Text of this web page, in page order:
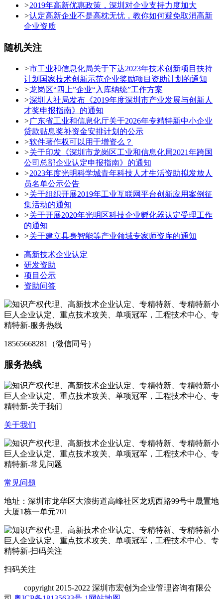
>2019年高新优惠政策，深圳对企业支持力度加大
>认定高新企业不是高枕无忧，教你如何避免取消高新
企业资质
随机关注
>市工业和信息化局关于下达2023年技术创新项目扶持
计划国家技术创新示范企业奖励项目资助计划的通知
>龙岗区“四上”企业“入库纳统”工作方案
>深圳人社局发布《2019年度深圳市产业发展与创新人
才奖申报指南》的通知
>广东省工业和信息化厅关于2026年专精特新中小企业
贷款贴息奖补资金安排计划的公示
>软件著作权可以用于增资么？
>关于印发《深圳市龙岗区工业和信息化局2021年跨国
公司总部企业认定申报指南》的通知
>2023年度光明科学城青年科技人才生活资助拟发放人
员名单公示公告
>关于组织开展2019年工业互联网平台创新应用案例征
集活动的通知
>关于开展2020年光明区科技企业孵化器认定受理工作
的通知
>关于建立具身智能等产业领域专家师资库的通知
高新技术企业认定
研发资助
项目公示
资助问答
18565668281（微信同号）
服务热线
关于我们
常见问题
地址：深圳市龙华区大浪街道高峰社区龙观西路99号中晟置地
大厦1栋一单元701
扫码关注
copyright 2015-2022 深圳市宏创为企业管理咨询有限公